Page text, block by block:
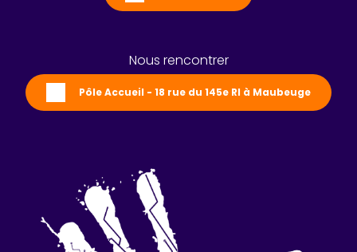
Nous rencontrer
Pôle Accueil - 18 rue du 145e RI à Maubeuge